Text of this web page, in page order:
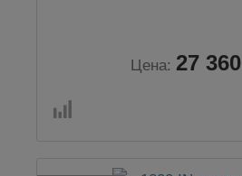
Цена: 27 360